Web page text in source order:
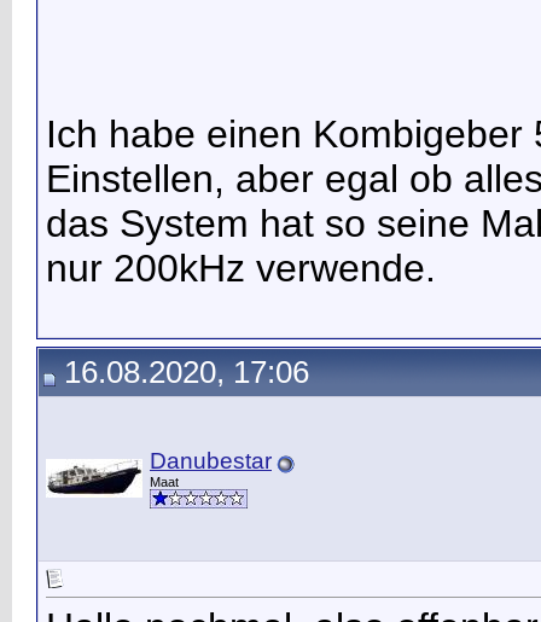
Ich habe einen
Einstellen, aber egal ob
das System hat so seine
nur 200kHz verwende.
16.08.2020, 17:06
Danubestar
Maat